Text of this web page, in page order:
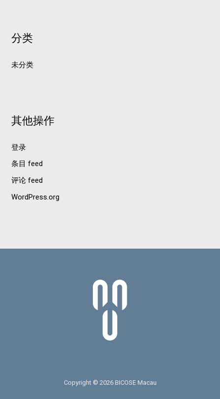
分类
未分类
其他操作
登录
条目 feed
评论 feed
WordPress.org
Copyright © 2026 BICOSE Macau